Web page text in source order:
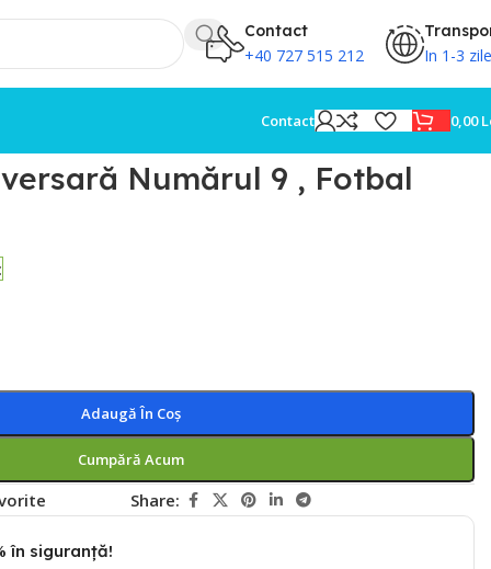
Contact
+40 727 515 212 In 1-3 zile
Contact 0,00
Numărul 9 , Fotbal
Adaugă În Coș
Cumpără Acum
Share:
în siguranță!